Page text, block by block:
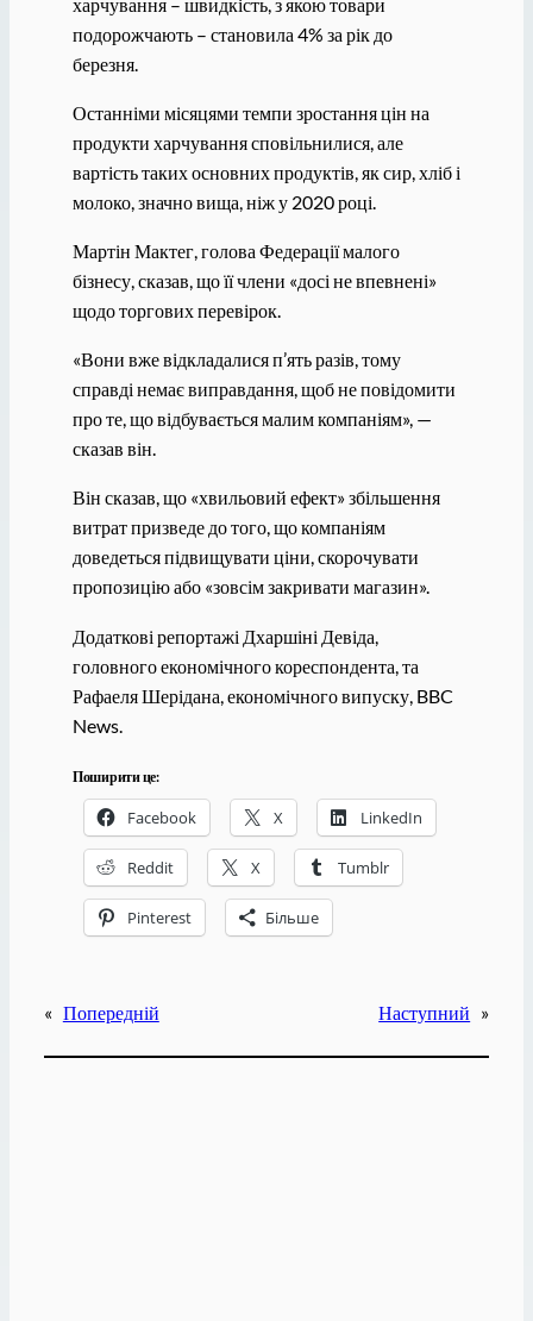
подорожчають – становила 4% за рік до
березня.
Останніми місяцями темпи зростання цін на
продукти харчування сповільнилися, але
вартість таких основних продуктів, як сир, хліб і
молоко, значно вища, ніж у 2020 році.
Мартін Мактег, голова Федерації малого
бізнесу, сказав, що її члени «досі не впевнені»
щодо торгових перевірок.
«Вони вже відкладалися п’ять разів, тому
справді немає виправдання, щоб не повідомити
про те, що відбувається малим компаніям», —
сказав він.
Він сказав, що «хвильовий ефект» збільшення
витрат призведе до того, що компаніям
доведеться підвищувати ціни, скорочувати
пропозицію або «зовсім закривати магазин».
Додаткові репортажі Дхаршіні Девіда,
головного економічного кореспондента, та
Рафаеля Шерідана, економічного випуску, BBC
News.
Поширити це:
Facebook X LinkedIn
Reddit X Tumblr
Pinterest Більше
« Попередній Наступний »